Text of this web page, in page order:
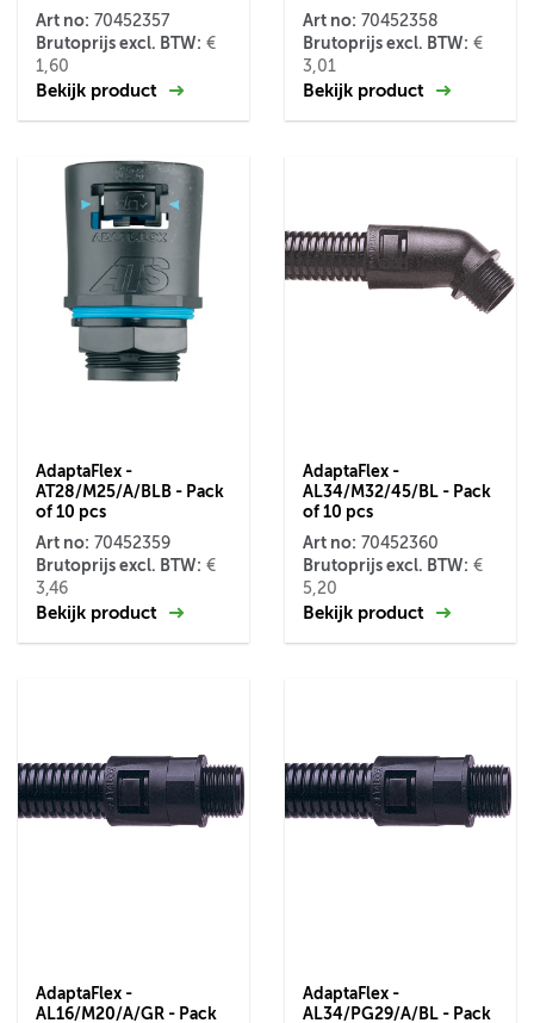
Art no: 70452357
Brutoprijs excl. BTW: €
1,60
Bekijk product
Art no: 70452358
Brutoprijs excl. BTW: €
3,01
Bekijk product
AdaptaFlex -
AT28/M25/A/BLB - Pack
of 10 pcs
Art no: 70452359
Brutoprijs excl. BTW: €
3,46
Bekijk product
AdaptaFlex -
AL34/M32/45/BL - Pack
of 10 pcs
Art no: 70452360
Brutoprijs excl. BTW: €
5,20
Bekijk product
AdaptaFlex -
AL16/M20/A/GR - Pack
AdaptaFlex -
AL34/PG29/A/BL - Pack